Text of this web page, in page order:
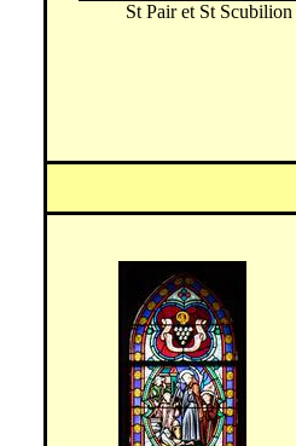
St Pair et St Scubilion